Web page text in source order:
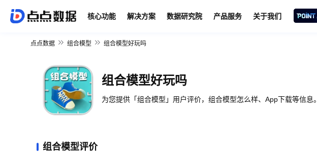
核心功能 解决方案 数据研究院 产品服务 关于我们
点点数据 组合模型 组合模型好玩吗
组合模型好玩吗
为您提供「组合模型」用户评价，组合模型怎么样、App下载等信息。
组合模型评价